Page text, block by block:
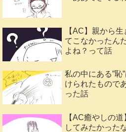
【AC】親から
てこなかったん
よね？って話
私の中にある”恥
けられたもので
った話
【AC癒やしの
してみたかった